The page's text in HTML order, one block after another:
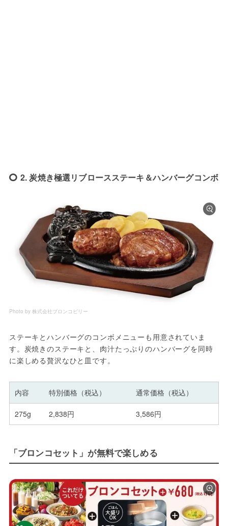
2. 炭焼き極選リブロースステーキ＆ハンバーグコンボ
Photo by 株式会社ブロンコビリー
ステーキとハンバーグのコンボメニューも用意されていま
す。炭焼きのステーキと、肉汁たっぷりのハンバーグを同時
に楽しめる贅沢なひと皿です。
内容 特別価格（税込） 通常価格（税込）
275g 2,838円 3,586円
「ブロンコセット」が無料で楽しめる